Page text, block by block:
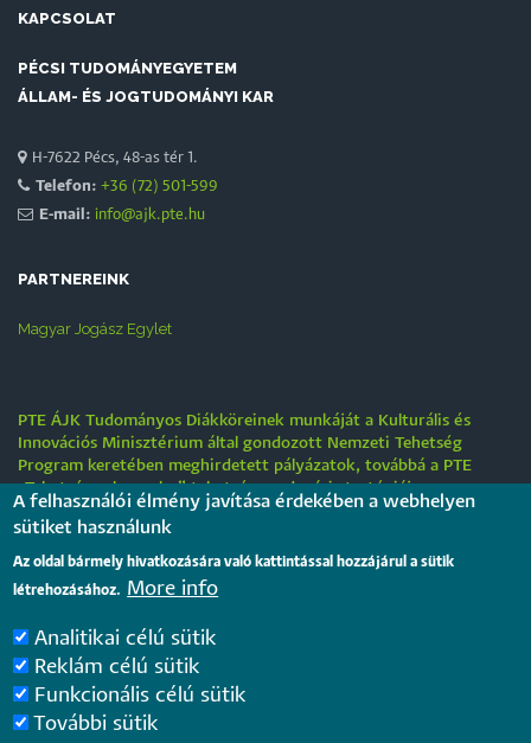
KAPCSOLAT
PÉCSI TUDOMÁNYEGYETEM
ÁLLAM- ÉS JOGTUDOMÁNYI KAR
H-7622 Pécs, 48-as tér 1.
Telefon: +36 (72) 501-599
E-mail: info@ajk.pte.hu
PARTNEREINK
Magyar Jogász Egylet
PTE ÁJK Tudományos Diákköreinek munkáját a Kulturális és
Innovációs Minisztérium által gondozott Nemzeti Tehetség
Program keretében meghirdetett pályázatok, továbbá a PTE
„Tehetségre hangolva” tehetséggondozási stratégiája
támogatják.
Tájékoztatás nyári működési rendről
2026. július 31.
Internationale rechtsvergleichende Konferenz für junge
Juristinnen und Juristen in Győr – Bewerbungsfrist: 25.
August 2026
2026. július 28.
A felhasználói élmény javítása érdekében a webhelyen
sütiket használunk
Az oldal bármely hivatkozására való kattintással hozzájárul a sütik
létrehozásához. More info
Analitikai célú sütik
Reklám célú sütik
Funkcionális célú sütik
További sütik